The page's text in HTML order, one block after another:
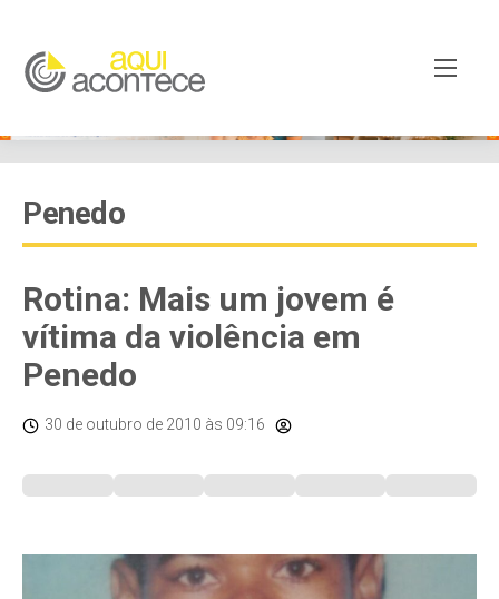
Penedo
Rotina: Mais um jovem é
vítima da violência em
Penedo
30 de outubro de 2010 às 09:16